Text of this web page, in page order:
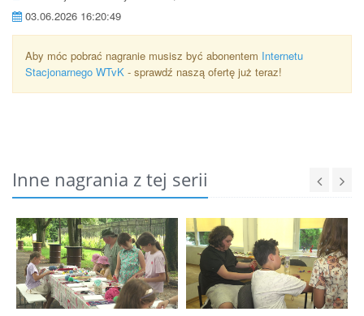
03.06.2026 16:20:49
Aby móc pobrać nagranie musisz być abonentem Internetu
Stacjonarnego WTvK - sprawdź naszą ofertę już teraz!
Inne nagrania z tej serii